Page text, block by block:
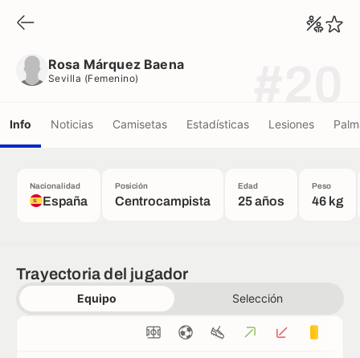
Rosa Márquez Baena
Sevilla (femenino)
Info Noticias Camisetas Estadísticas Lesiones
Nacionalidad
España
Posición
Centrocampista
Edad
25 años
Peso
46 kg
Trayectoria del jugador
Equipo Selección